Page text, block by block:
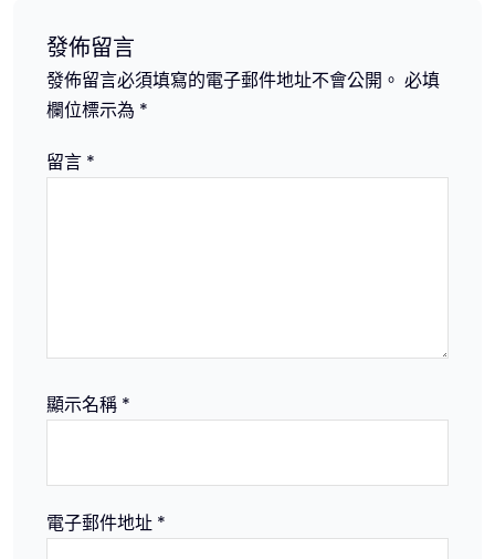
覽發佈留言
發佈留言必須填寫的電子郵件地址不會公開。 必填
欄位標示為 *
留言 *
顯示名稱 *
電子郵件地址 *